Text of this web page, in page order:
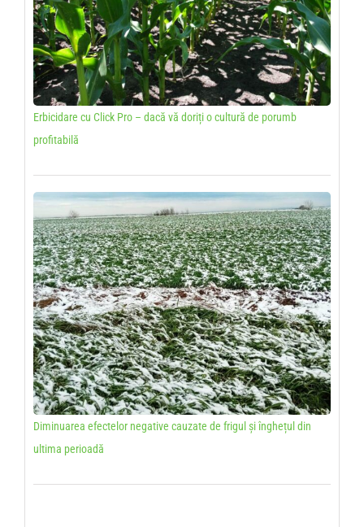
Erbicidare cu Click Pro – dacă vă doriți o cultură de porumb
profitabilă
Diminuarea efectelor negative cauzate de frigul și înghețul din
ultima perioadă